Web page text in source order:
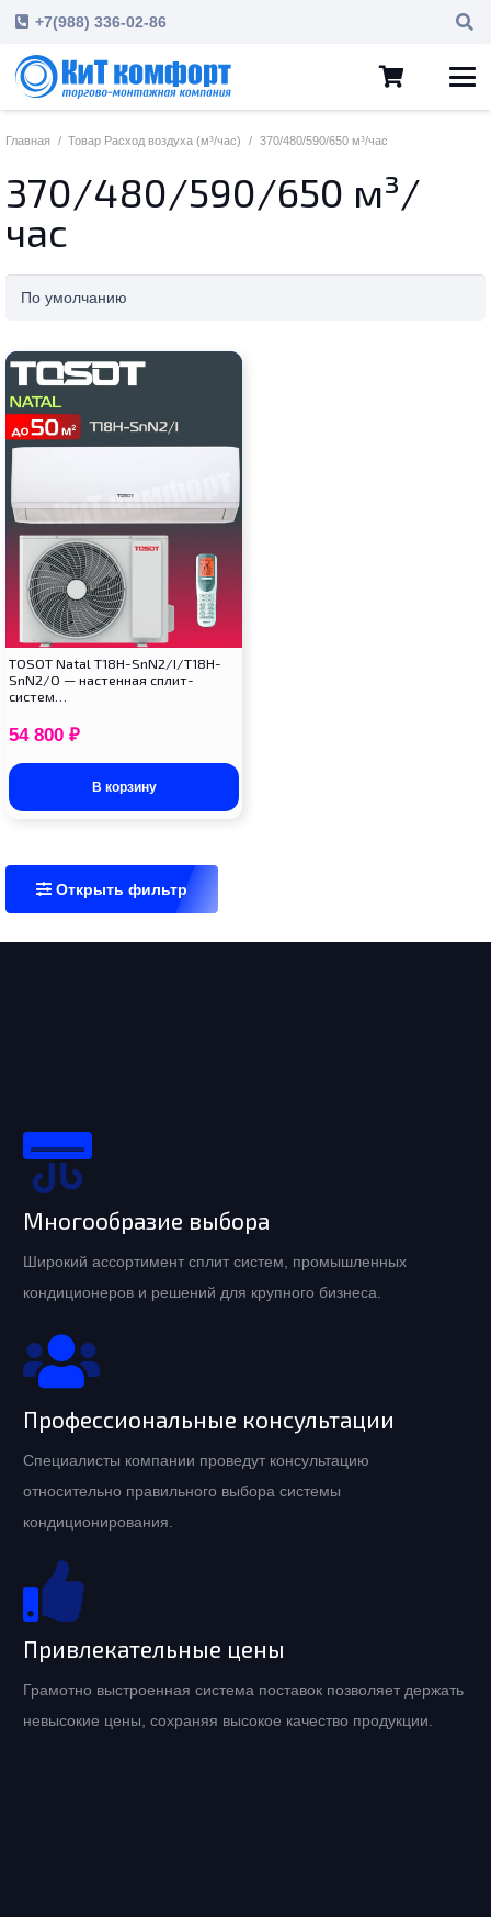
+7(988) 336-02-86
Главная / Товар Расход воздуха (м³/час) / 370/480/590/650 м³/час
370/480/590/650 м³/
час
TOSOT Natal T18H-SnN2/I/T18H-
SnN2/O — настенная сплит-
систем…
54 800 ₽
В корзину
Открыть фильтр
Многообразие выбора
Широкий ассортимент сплит систем, промышленных
кондиционеров и решений для крупного бизнеса.
Профессиональные консультации
Специалисты компании проведут консультацию
относительно правильного выбора системы
кондиционирования.
Привлекательные цены
Грамотно выстроенная система поставок позволяет держать
невысокие цены, сохраняя высокое качество продукции.